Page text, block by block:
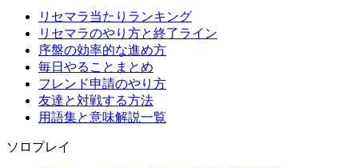
リセマラ当たりランキング
リセマラのやり方と終了ライン
序盤の効率的な進め方
毎日やることまとめ
フレンド申請のやり方
友達と対戦する方法
用語集と意味解説一覧
ソロプレイ